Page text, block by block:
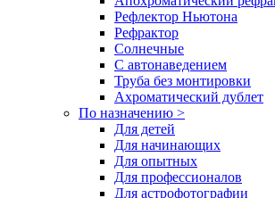
Рефлектор Ньютона
Рефрактор
Солнечные
С автонаведением
Труба без монтировки
Ахроматический дублет
По назначению >
Для детей
Для начинающих
Для опытных
Для профессионалов
Для астрофотографии